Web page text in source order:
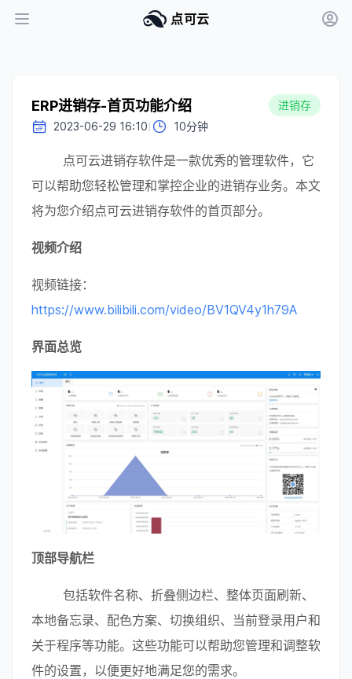
点可云
ERP进销存-首页功能介绍
进销存
2023-06-29 16:10I 10分钟
可以帮助您轻松管理和掌控企业的进销存业务。本文
将为您介绍点可云进销存软件的首页部分。
视频介绍
视频链接：
https://www.bilibili.com/video/BV1QV4y1h79A
界面总览
顶部导航栏
本地备忘录、配色方案、切换组织、当前登录用户和
关于程序等功能。这些功能可以帮助您管理和调整软
件的设置，以便更好地满足您的需求。